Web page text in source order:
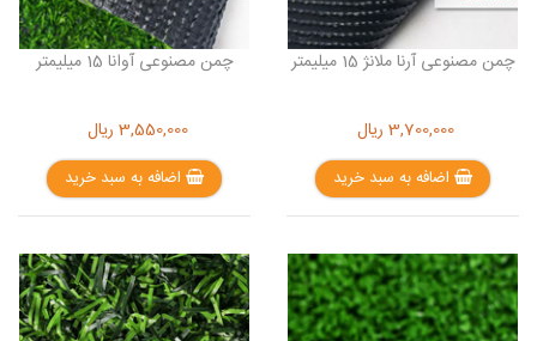
چمن مصنوعی آرنا ملانژ 15 میلیمتر
3,700,000 ریال
اضافه به سبد خرید
چمن مصنوعی آوانا 15 میلیمتر
3,550,000 ریال
اضافه به سبد خرید